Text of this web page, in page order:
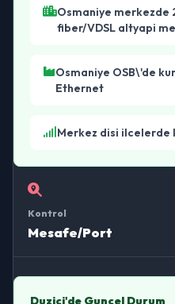
Osmaniye merkezde
fiber/VDSL altyapi
Osmaniye OSB\'de
Ethernet
Merkez disi ilcelerde
Kontrol
Mesafe/Port
Duzici'de Guncel Durum